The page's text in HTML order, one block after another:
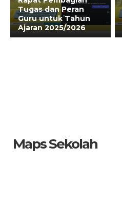
Tugas dan Peran
Guru untuk Tahun
Ajaran 2025/2026
Maps Sekolah